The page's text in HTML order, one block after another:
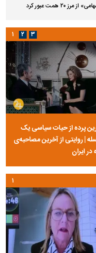
همت عبور کرد
پرده از حیات سیاسی یک
| روایتی از آخرین مصاحبه‌ی
در ایران
۱ ۲ ۳
۱